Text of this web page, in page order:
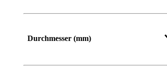
Durchmesser (mm)